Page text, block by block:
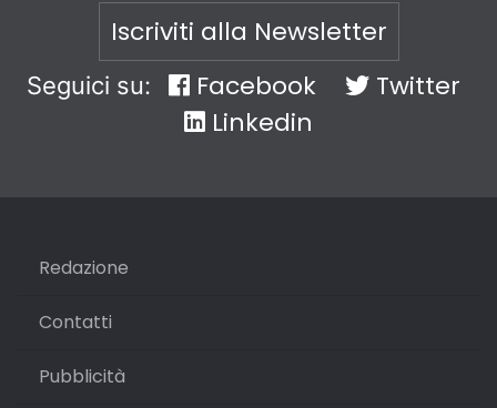
Iscriviti alla Newsletter
Seguici su: Facebook
Twitter
Linkedin
Redazione
Contatti
Pubblicità